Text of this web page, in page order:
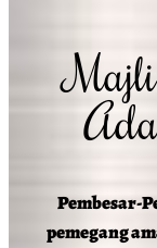
Pembesar-
pemegang